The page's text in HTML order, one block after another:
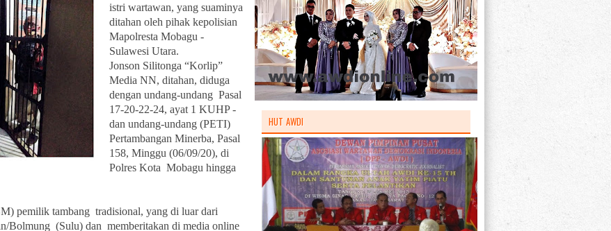
istri wartawan, yang suaminya
ditahan oleh pihak kepolisian
Mapolresta Mobagu -
Sulawesi Utara.
Jonson Silitonga “Korlip”
Media NN, ditahan, diduga
dengan undang-undang Pasal
17-20-22-24, ayat 1 KUHP -
dan undang-undang (PETI)
Pertambangan Minerba, Pasal
158, Minggu (06/09/20), di
Polres Kota Mobagu hingga
pemilik tambang tradisional, yang di luar dari
Bolmung (Sulu) dan memberitakan di media online
HUT AWDI